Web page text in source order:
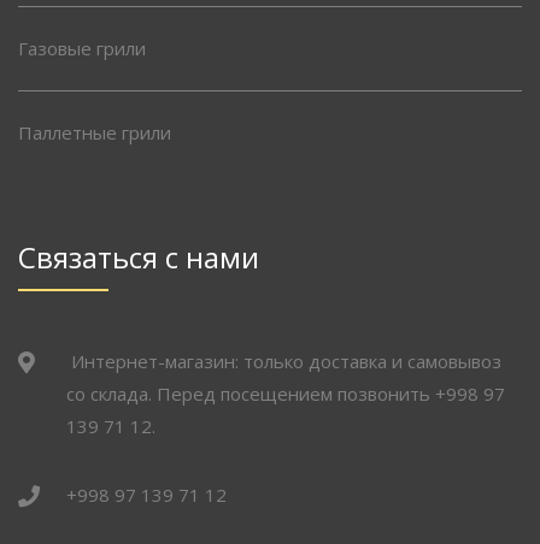
Газовые грили
Паллетные грили
Связаться с нами
Интернет-магазин: только доставка и самовывоз
со склада. Перед посещением позвонить +998 97
139 71 12.
+998 97 139 71 12